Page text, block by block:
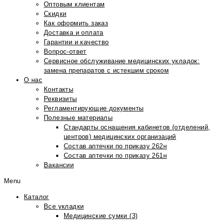
Оптовым клиентам
Скидки
Как оформить заказ
Доставка и оплата
Гарантии и качество
Вопрос-ответ
Сервисное обслуживание медицинских укладок:
замена препаратов с истекшим сроком
О нас
Контакты
Реквизиты
Регламентирующие документы
Полезные материалы
Стандарты оснащения кабинетов (отделений,
центров) медицинских организаций
Состав аптечки по приказу 262н
Состав аптечки по приказу 261н
Вакансии
Menu
Каталог
Все укладки
Медицинские сумки (3)